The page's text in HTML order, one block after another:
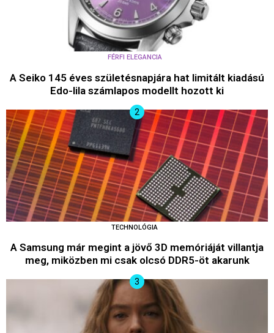
FÉRFI ELEGANCIA
A Seiko 145 éves születésnapjára hat limitált kiadású
Edo-lila számlapos modellt hozott ki
TECHNOLÓGIA
A Samsung már megint a jövő 3D memóriáját villantja
meg, miközben mi csak olcsó DDR5-öt akarunk